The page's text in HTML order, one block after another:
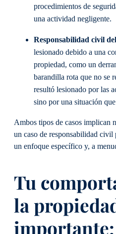
procedimientos de
una actividad negligente.
Responsabilidad civil
lesionado debido a una
propiedad, como un
barandilla rota que no se
resultó lesionado por las
sino por una situación
Ambos tipos de casos implican
un caso de responsabilidad civil
un enfoque específico y, a
Tu
la